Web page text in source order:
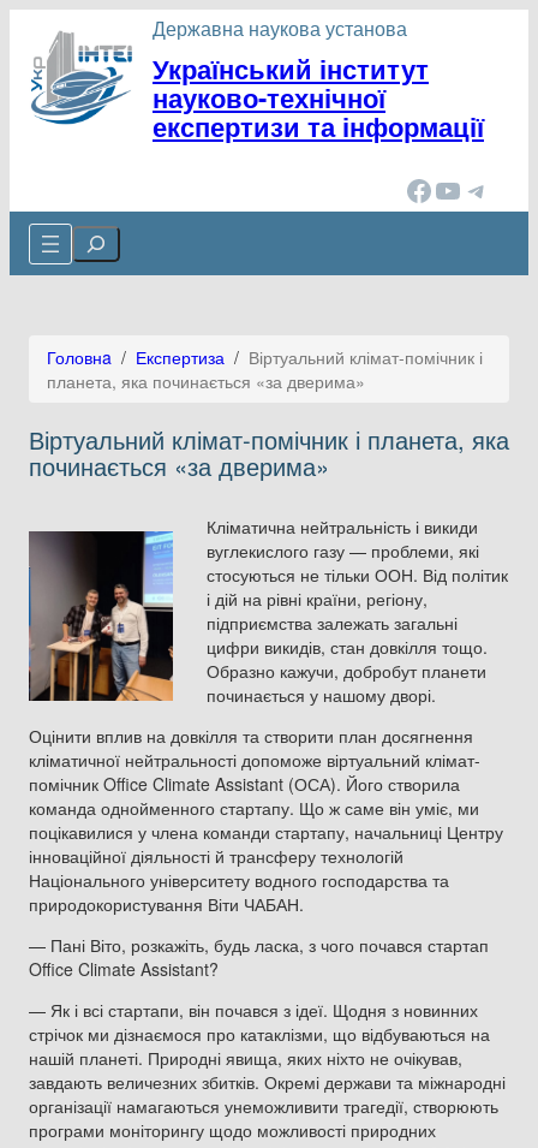
вмісту
Державна наукова установа
Український інститут
науково-технічної
експертизи та інформації
Facebook YouTube Telegram
Cerca
Головнa / Експертиза / Віртуальний клімат-помічник і
планета, яка починається «за дверима»
Віртуальний клімат-помічник і планета, яка
починається «за дверима»
Кліматична нейтральність і викиди
вуглекислого газу — проблеми, які
стосуються не тільки ООН. Від політик
і дій на рівні країни, регіону,
підприємства залежать загальні
цифри викидів, стан довкілля тощо.
Образно кажучи, добробут планети
починається у нашому дворі.
Оцінити вплив на довкілля та створити план досягнення
кліматичної нейтральності допоможе віртуальний клімат-
помічник Office Climate Assistant (ОСА). Його створила
команда однойменного стартапу. Що ж саме він уміє, ми
поцікавилися у члена команди стартапу, начальниці Центру
інноваційної діяльності й трансферу технологій
Національного університету водного господарства та
природокористування Віти ЧАБАН.
— Пані Віто, розкажіть, будь ласка, з чого почався стартап
Office Climate Assistant?
— Як і всі стартапи, він почався з ідеї. Щодня з новинних
стрічок ми дізнаємося про катаклізми, що відбуваються на
нашій планеті. Природні явища, яких ніхто не очікував,
завдають величезних збитків. Окремі держави та міжнародні
організації намагаються унеможливити трагедії, створюють
програми моніторингу щодо можливості природних